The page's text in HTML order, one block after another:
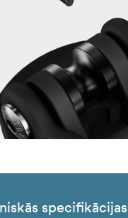
specifikācijas